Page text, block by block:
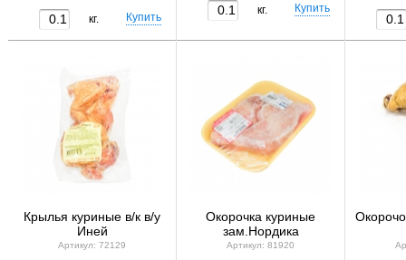
кг.
кг.
Крылья куриные в/к в/у
Иней
Артикул: 72129
Окорочка куриные
зам.Нордика
Артикул: 81920